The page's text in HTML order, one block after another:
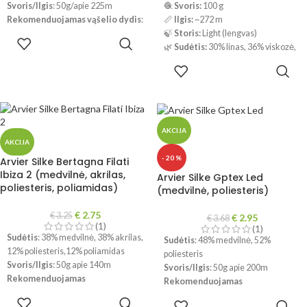
telefonų ekranų parametrų
spalvos gali šiek tiek skirtis.
Svoris/Ilgis: 50g/apie 225m
Rekomenduojamas vąšelio dydis:
Dėl skirtingų kompiuterių ir
🧶 Svoris: 100 g
📏 Ilgis: ~272 m
🍃 Storis:Light (lengvas)
🌿 Sudėtis: 30% linas, 36% viskozė,
Rekomendacijos:
Tankis: 33 akys / 29 eilės
(mezgimas)
17 akys / 20 eilių (nėrimas)
!!! Dėl skirtingų kompiuterių ir
telefonų ekranų parametrų
spalvos gali šiek tiek skirtis.
AKCIJA
Arvier Silke Bertagna Filati
Ibiza 2 (medvilnė, akrilas,
poliesteris, poliamidas)
€3.25 €2.75
(1)
Sudėtis: 38% medvilnė, 38% akrilas,
12% poliesteris,12% poliamidas
Svoris/Ilgis: 50g apie 140m
Rekomenduojamas
AKCIJA
- 20 %
Arvier Silke Gptex Led
(medvilnė, poliesteris)
€3.68 €2.95
(1)
Sudėtis: 48% medvilnė, 52%
poliesteris
Svoris/Ilgis: 50g apie 200m
Rekomenduojamas